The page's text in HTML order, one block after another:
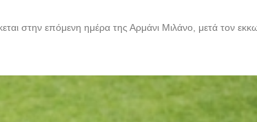
στην επόμενη ημέρα της Αρμάνι Μιλάνο, μετά τον